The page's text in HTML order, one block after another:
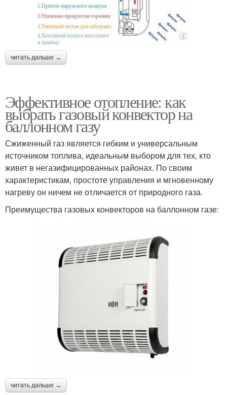
читать дальше →
Эффективное отопление: как
выбрать газовый конвектор на
баллонном газу
Сжиженный газ является гибким и универсальным
источником топлива, идеальным выбором для тех, кто
живет в негазифицированных районах. По своим
характеристикам, простоте управления и мгновенному
нагреву он ничем не отличается от природного газа.
Преимущества газовых конвекторов на баллонном газе:
читать дальше →